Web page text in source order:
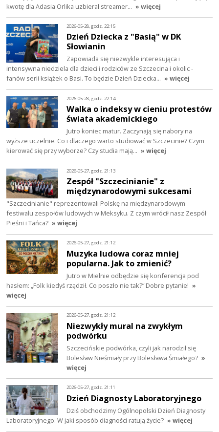
kwotę dla Adasia Orlika uzbierał streamer… » więcej
2026-05-28, godz. 22:15
Dzień Dziecka z "Basią" w DK
Słowianin
Zapowiada się niezwykle interesująca i
intensywna niedziela dla dzieci i rodziców ze Szczecina i okolic -
fanów serii książek o Basi. To będzie Dzień Dziecka… » więcej
2026-05-28, godz. 22:14
Walka o indeksy w cieniu protestów
świata akademickiego
Jutro koniec matur. Zaczynają się nabory na
wyższe uczelnie. Co i dlaczego warto studiować w Szczecinie? Czym
kierować się przy wyborze? Czy studia mają… » więcej
2026-05-27, godz. 21:13
Zespół "Szczecinianie" z
międzynarodowymi sukcesami
"Szczecinianie" reprezentowali Polskę na międzynarodowym
festiwalu zespołów ludowych w Meksyku. Z czym wrócił nasz Zespół
Pieśni i Tańca? » więcej
2026-05-27, godz. 21:12
Muzyka ludowa coraz mniej
popularna. Jak to zmienić?
Jutro w Mielnie odbędzie się konferencja pod
hasłem: „Folk kiedyś rządził. Co poszło nie tak?” Dobre pytanie! »
więcej
2026-05-27, godz. 21:12
Niezwykły mural na zwykłym
podwórku
Szczecińskie podwórka, czyli jak narodził się
Bolesław Nieśmiały przy Bolesława Śmiałego? »
więcej
2026-05-27, godz. 21:11
Dzień Diagnosty Laboratoryjnego
Dziś obchodzimy Ogólnopolski Dzień Diagnosty
Laboratoryjnego. W jaki sposób diagności ratują życie? » więcej